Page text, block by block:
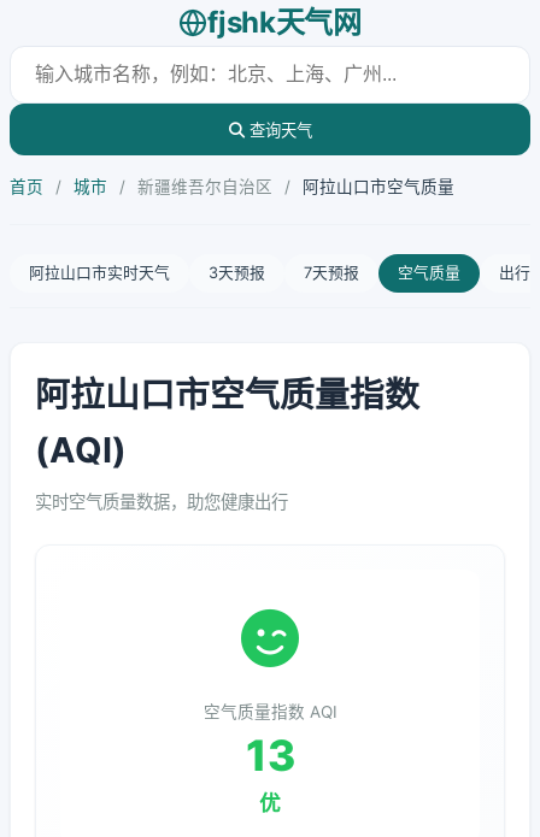
fjshk天气网
查询天气
首页 / 城市 / 新疆维吾尔自治区 / 阿拉山口市空气质量
阿拉山口市实时天气 3天预报 7天预报 空气质量 出行
阿拉山口市空气质量指数
(AQI)
实时空气质量数据，助您健康出行
空气质量指数 AQI
13
优